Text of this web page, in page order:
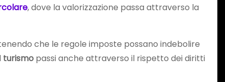
, dove la valorizzazione passa attraverso la
che le regole imposte possano indebolire
turismo passi anche attraverso il rispetto dei diritti